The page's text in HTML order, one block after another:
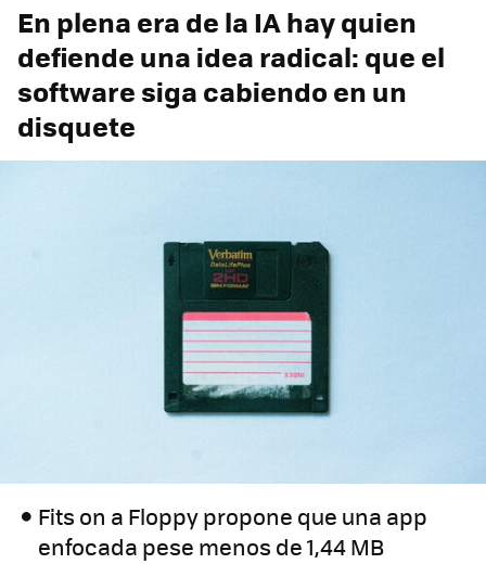
En plena era de la IA hay quien
defiende una idea radical: que el
software siga cabiendo en un
disquete
Fits on a Floppy propone que una app
enfocada pese menos de 1,44 MB